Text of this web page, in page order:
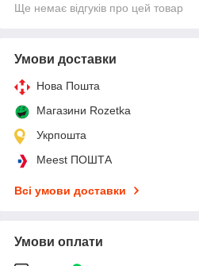
Ще немає відгуків про цей товар
Умови доставки
Нова Пошта
Магазини Rozetka
Укрпошта
Meest ПОШТА
Всі умови доставки
Умови оплати